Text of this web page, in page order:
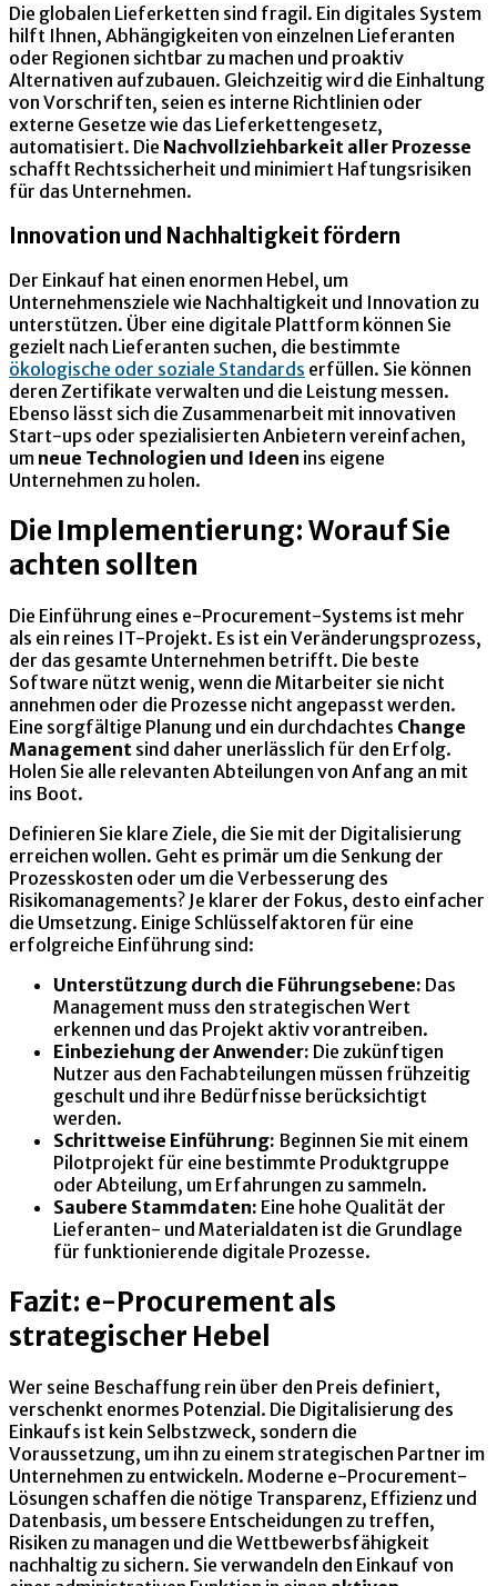
Die globalen Lieferketten sind fragil. Ein digitales System
hilft Ihnen, Abhängigkeiten von einzelnen Lieferanten
oder Regionen sichtbar zu machen und proaktiv
Alternativen aufzubauen. Gleichzeitig wird die Einhaltung
von Vorschriften, seien es interne Richtlinien oder
externe Gesetze wie das Lieferkettengesetz,
automatisiert. Die Nachvollziehbarkeit aller Prozesse
schafft Rechtssicherheit und minimiert Haftungsrisiken
für das Unternehmen.
Innovation und Nachhaltigkeit fördern
Der Einkauf hat einen enormen Hebel, um
Unternehmensziele wie Nachhaltigkeit und Innovation zu
unterstützen. Über eine digitale Plattform können Sie
gezielt nach Lieferanten suchen, die bestimmte
ökologische oder soziale Standards erfüllen. Sie können
deren Zertifikate verwalten und die Leistung messen.
Ebenso lässt sich die Zusammenarbeit mit innovativen
Start-ups oder spezialisierten Anbietern vereinfachen,
um neue Technologien und Ideen ins eigene
Unternehmen zu holen.
Die Implementierung: Worauf Sie
achten sollten
Die Einführung eines e-Procurement-Systems ist mehr
als ein reines IT-Projekt. Es ist ein Veränderungsprozess,
der das gesamte Unternehmen betrifft. Die beste
Software nützt wenig, wenn die Mitarbeiter sie nicht
annehmen oder die Prozesse nicht angepasst werden.
Eine sorgfältige Planung und ein durchdachtes Change
Management sind daher unerlässlich für den Erfolg.
Holen Sie alle relevanten Abteilungen von Anfang an mit
ins Boot.
Definieren Sie klare Ziele, die Sie mit der Digitalisierung
erreichen wollen. Geht es primär um die Senkung der
Prozesskosten oder um die Verbesserung des
Risikomanagements? Je klarer der Fokus, desto einfacher
die Umsetzung. Einige Schlüsselfaktoren für eine
erfolgreiche Einführung sind:
Unterstützung durch die Führungsebene: Das
Management muss den strategischen Wert
erkennen und das Projekt aktiv vorantreiben.
Einbeziehung der Anwender: Die zukünftigen
Nutzer aus den Fachabteilungen müssen frühzeitig
geschult und ihre Bedürfnisse berücksichtigt
werden.
Schrittweise Einführung: Beginnen Sie mit einem
Pilotprojekt für eine bestimmte Produktgruppe
oder Abteilung, um Erfahrungen zu sammeln.
Saubere Stammdaten: Eine hohe Qualität der
Lieferanten- und Materialdaten ist die Grundlage
für funktionierende digitale Prozesse.
Fazit: e-Procurement als
strategischer Hebel
Wer seine Beschaffung rein über den Preis definiert,
verschenkt enormes Potenzial. Die Digitalisierung des
Einkaufs ist kein Selbstzweck, sondern die
Voraussetzung, um ihn zu einem strategischen Partner im
Unternehmen zu entwickeln. Moderne e-Procurement-
Lösungen schaffen die nötige Transparenz, Effizienz und
Datenbasis, um bessere Entscheidungen zu treffen,
Risiken zu managen und die Wettbewerbsfähigkeit
nachhaltig zu sichern. Sie verwandeln den Einkauf von